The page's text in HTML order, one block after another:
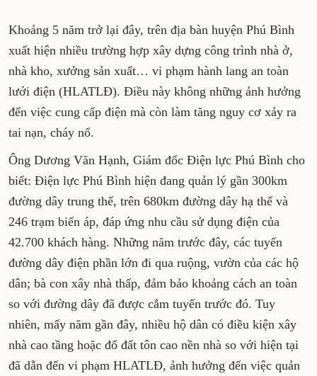
Khoảng 5 năm trở lại đây, trên địa bàn huyện Phú Bình
xuất hiện nhiều trường hợp xây dựng công trình nhà ở,
nhà kho, xưởng sản xuất… vi phạm hành lang an toàn
lưới điện (HLATLĐ). Điều này không những ảnh hưởng
đến việc cung cấp điện mà còn làm tăng nguy cơ xảy ra
tai nạn, cháy nổ.
Ông Dương Văn Hạnh, Giám đốc Điện lực Phú Bình cho
biết: Điện lực Phú Bình hiện đang quản lý gần 300km
đường dây trung thế, trên 680km đường dây hạ thế và
246 trạm biến áp, đáp ứng nhu cầu sử dụng điện của
42.700 khách hàng. Những năm trước đây, các tuyến
đường dây điện phần lớn đi qua ruộng, vườn của các hộ
dân; bà con xây nhà thấp, đảm bảo khoảng cách an toàn
so với đường dây đã được cắm tuyến trước đó. Tuy
nhiên, mấy năm gần đây, nhiều hộ dân có điều kiện xây
nhà cao tầng hoặc đổ đất tôn cao nền nhà so với hiện tại
đã dẫn đến vi phạm HLATLĐ, ảnh hưởng đến việc quản